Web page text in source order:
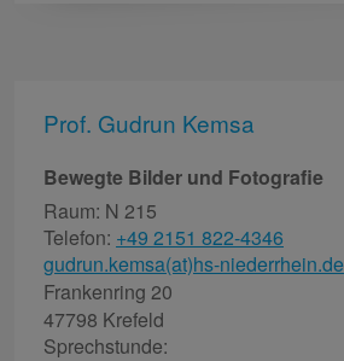
Prof. Gudrun Kemsa
Bewegte Bilder und Fotografie
Raum: N 215
Telefon: +49 2151 822-4346
gudrun.kemsa(at)hs-niederrhein.de
Frankenring 20
47798 Krefeld
Sprechstunde: